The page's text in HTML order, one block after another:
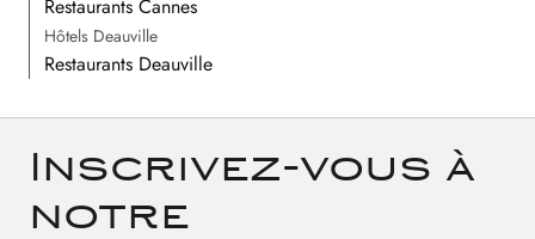
Restaurants Cannes
Hôtels Deauville
Restaurants Deauville
Inscrivez-vous à
notre